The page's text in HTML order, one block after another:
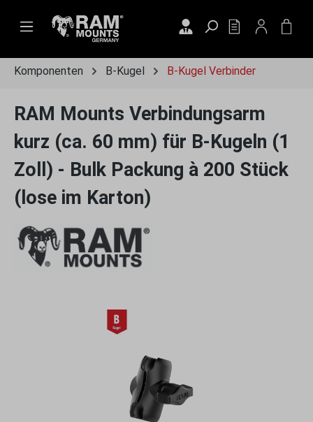
Zum Hauptinhalt springen
DU HAST 0
Komponenten B-Kugel B-Kugel Verbinder
RAM Mounts Verbindungsarm
kurz (ca. 60 mm) für B-Kugeln (1
Zoll) - Bulk Packung à 200 Stück
(lose im Karton)
Bildergalerie überspringen